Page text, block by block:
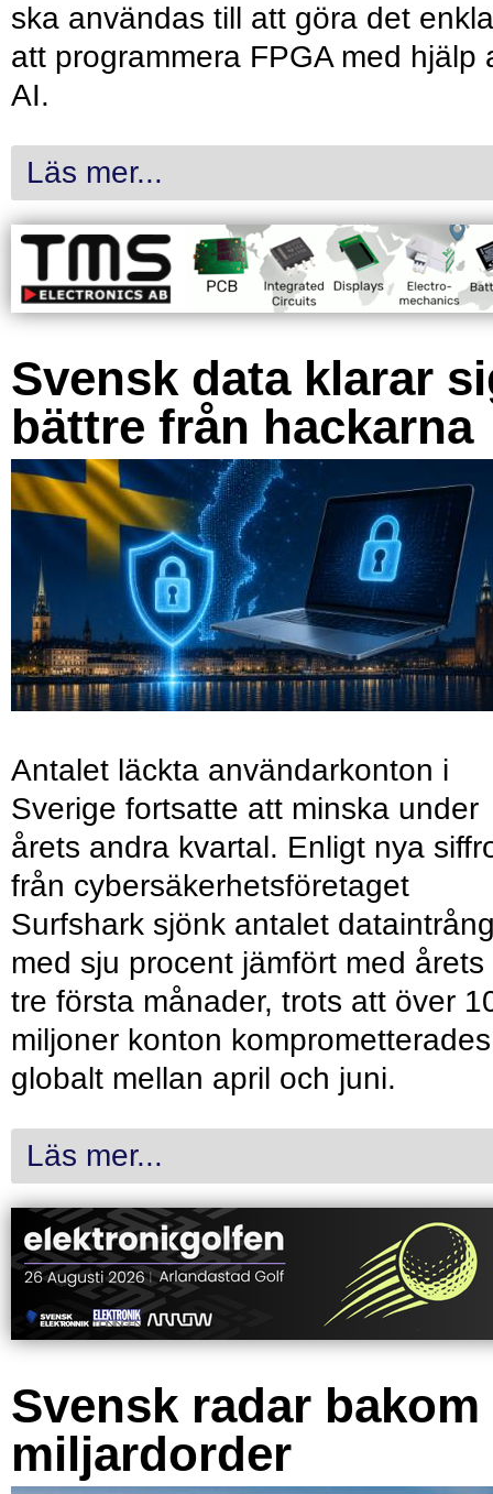
ska användas till att göra det
att programmera FPGA med hjälp
AI.
Läs mer...
Svensk data klarar
bättre från hackarna
Antalet läckta användarkonton i
Sverige fortsatte att minska under
årets andra kvartal. Enligt nya
från cybersäkerhetsföretaget
Surfshark sjönk antalet
med sju procent jämfört med årets
tre första månader, trots att över
miljoner konton komprometterades
globalt mellan april och juni.
Läs mer...
Svensk radar bakom
miljardorder